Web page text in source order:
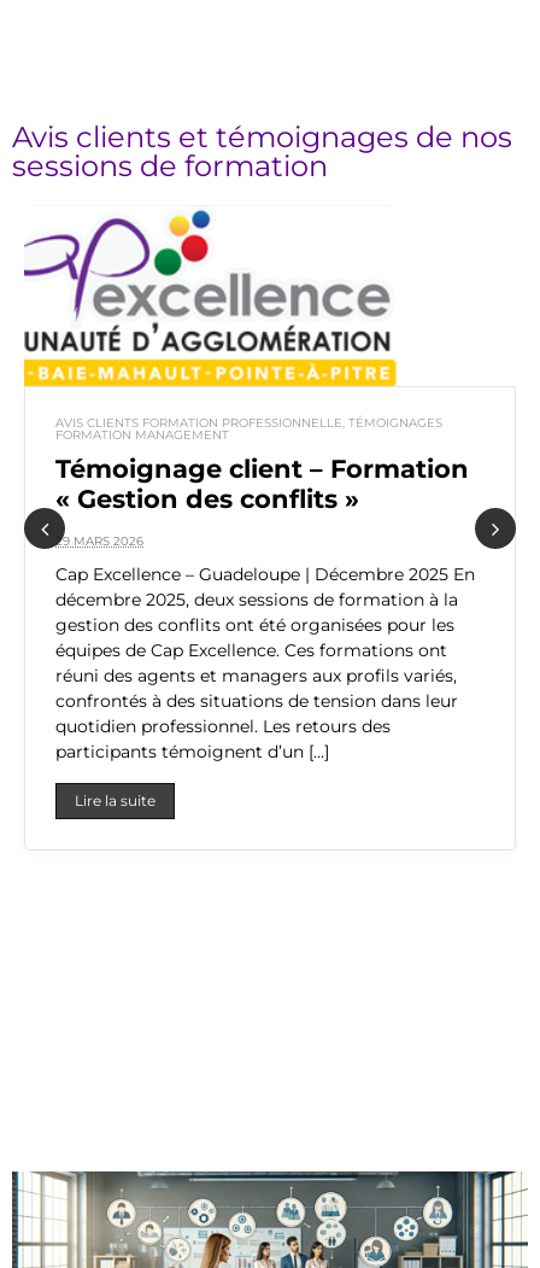
Avis clients et témoignages de nos
sessions de formation
Previous
AVIS CLIENTS FORMATION PROFESSIONNELLE, TÉMOIGNAGES
FORMATION MANAGEMENT
Témoignage client – Formation
« Gestion des conflits »
29 MARS 2026
Cap Excellence – Guadeloupe | Décembre 2025 En
décembre 2025, deux sessions de formation à la
gestion des conflits ont été organisées pour les
équipes de Cap Excellence. Ces formations ont
réuni des agents et managers aux profils variés,
confrontés à des situations de tension dans leur
quotidien professionnel. Les retours des
participants témoignent d’un […]
Lire la suite